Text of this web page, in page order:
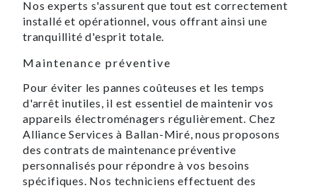
Nos experts s'assurent que tout est correctement
installé et opérationnel, vous offrant ainsi une
tranquillité d'esprit totale.
Maintenance préventive
Pour éviter les pannes coûteuses et les temps
d'arrêt inutiles, il est essentiel de maintenir vos
appareils électroménagers régulièrement. Chez
Alliance Services à Ballan-Miré, nous proposons
des contrats de maintenance préventive
personnalisés pour répondre à vos besoins
spécifiques. Nos techniciens effectuent des